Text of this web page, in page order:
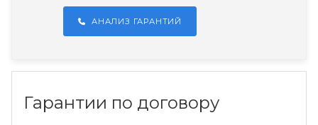
АНАЛИЗ ГАРАНТИЙ
Гарантии по договору